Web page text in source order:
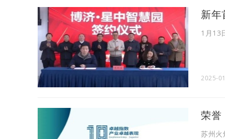
新年
2025-
1月13
荣誉
苏州火